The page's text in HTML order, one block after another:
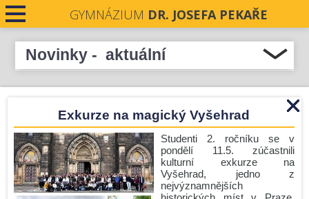
GYMNÁZIUM DR. JOSEFA PEKAŘE
PRO UČITELE
PRO VEŘEJNOST
PRO STUDENTY
NOVINKY
KONTAKTY
Novinky - aktuální
Středočeského kraje 2026
Pečeti Josefa Pekaře rozdány
Krásné prožití letních prázdnin.
Nové číslo Student revue je zde!
Exkurze na magický Vyšehrad
Studenti 2. ročníku se v
pondělí 11.5. zúčastnili
kulturní exkurze na
Vyšehrad, jedno z
nejvýznamnějších